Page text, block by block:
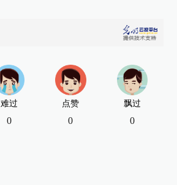
难过
0
点赞
0
飘过
0